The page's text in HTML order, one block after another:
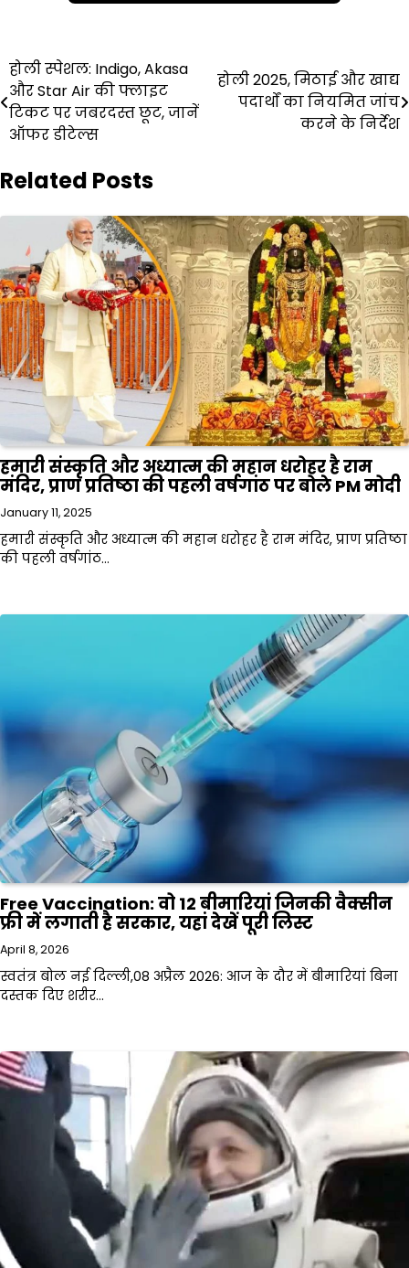
Post
navigation
होली स्पेशल: Indigo, Akasa
और Star Air की फ्लाइट
टिकट पर जबरदस्त छूट, जानें
ऑफर डीटेल्स
होली 2025, मिठाई और खाद्य
पदार्थों का नियमित जांच
करने के निर्देश
Related Posts
हमारी संस्कृति और अध्यात्म की महान धरोहर है राम
मंदिर, प्राण प्रतिष्ठा की पहली वर्षगांठ पर बोले PM मोदी
January 11, 2025
हमारी संस्कृति और अध्यात्म की महान धरोहर है राम मंदिर, प्राण प्रतिष्ठा
की पहली वर्षगांठ…
Free Vaccination: वो 12 बीमारियां जिनकी वैक्सीन
फ्री में लगाती है सरकार, यहां देखें पूरी लिस्ट
April 8, 2026
स्वतंत्र बोल नई दिल्ली,08 अप्रैल 2026: आज के दौर में बीमारियां बिना
दस्तक दिए शरीर…